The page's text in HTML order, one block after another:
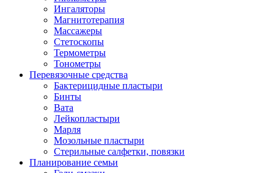
Ингаляторы
Магнитотерапия
Массажеры
Стетоскопы
Термометры
Тонометры
Перевязочные средства
Бактерицидные пластыри
Бинты
Вата
Лейкопластыри
Марля
Мозольные пластыри
Стерильные салфетки, повязки
Планирование семьи